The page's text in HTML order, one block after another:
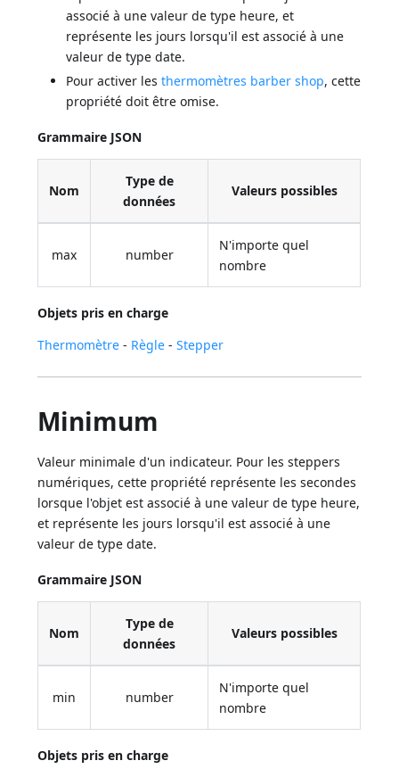
associé à une valeur de type heure, et
représente les jours lorsqu'il est associé à une
valeur de type date.
Pour activer lesthermomètres barber shop, cette
propriété doit être omise.
Grammaire JSON
Nom
Type de
données
Valeurs possibles
max number
N'importe quel
nombre
Objets pris en charge
Thermomètre - Règle -Stepper
Minimum
Valeur minimale d'un indicateur. Pour les steppers
numériques, cette propriété représente les secondes
lorsque l'objet est associé à une valeur de type heure,
et représente les jours lorsqu'il est associé à une
valeur de type date.
Grammaire JSON
Nom
Type de
données
Valeurs possibles
min number
N'importe quel
nombre
Objets pris en charge